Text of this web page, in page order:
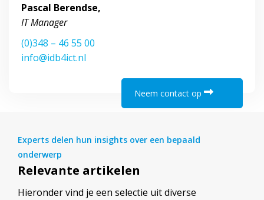
Pascal Berendse,
IT Manager
(0)348 – 46 55 00
info@idb4ict.nl
Neem contact op
Experts delen hun insights over een bepaald
onderwerp
Relevante artikelen
Hieronder vind je een selectie uit diverse